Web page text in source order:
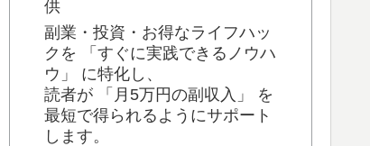
供
副業・投資・お得なライフハッ
クを 「すぐに実践できるノウハ
ウ」 に特化し、
読者が 「月5万円の副収入」 を
最短で得られるようにサポート
します。